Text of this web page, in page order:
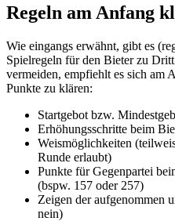
Regeln am Anfang
Wie eingangs erwähnt, gibt es
Spielregeln für den Bieter zu
vermeiden, empfiehlt es sich am
Punkte zu klären:
Startgebot bzw.
Erhöhungsschritte beim
Weismöglichkeiten
Runde erlaubt)
Punkte für Gegenpartei
(bspw. 157 oder 257)
Zeigen der aufgenommen
nein)